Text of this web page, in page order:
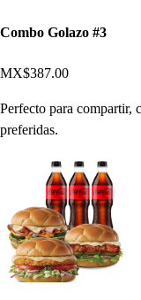
Combo Golazo #3
MX$387.00
Perfecto para compartir,
preferidas.